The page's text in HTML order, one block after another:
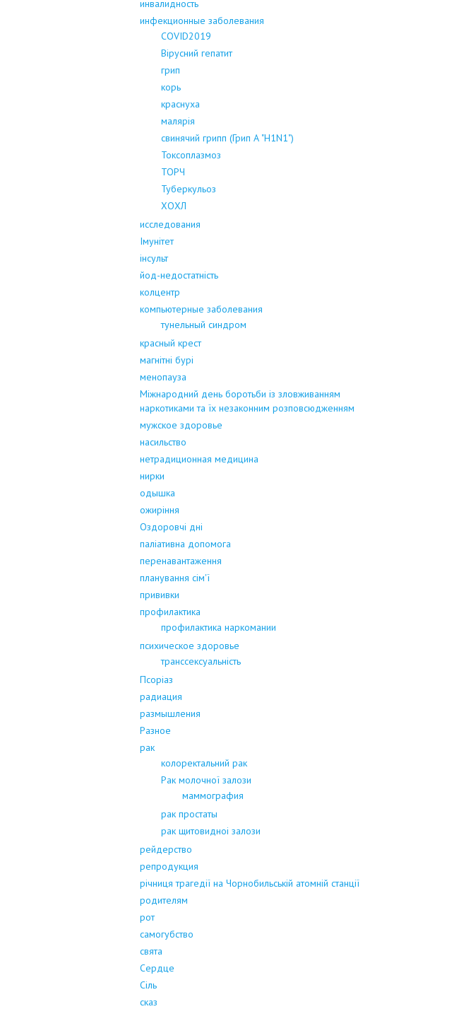
инвалидность
инфекционные заболевания
COVID2019
Вірусний гепатит
грип
корь
краснуха
малярія
свинячий грипп (Грип А "H1N1")
Токсоплазмоз
ТОРЧ
Туберкульоз
ХОХЛ
исследования
Імунітет
інсульт
йод-недостатність
колцентр
компьютерные заболевания
тунельный синдром
красный крест
магнітні бурі
менопауза
Міжнародний день боротьби із зловживанням
наркотиками та їх незаконним розповсюдженням
мужское здоровье
насильство
нетрадиционная медицина
нирки
одышка
ожиріння
Оздоровчі дні
паліативна допомога
перенавантаження
планування сім'ї
прививки
профилактика
профилактика наркомании
психическое здоровье
транссексуальність
Псоріаз
радиация
размышления
Разное
рак
колоректальний рак
Рак молочної залози
маммография
рак простаты
рак щитовидноі залози
рейдерство
репродукция
річниця трагедії на Чорнобильській атомній станції
родителям
рот
самогубство
свята
Сердце
Сіль
сказ